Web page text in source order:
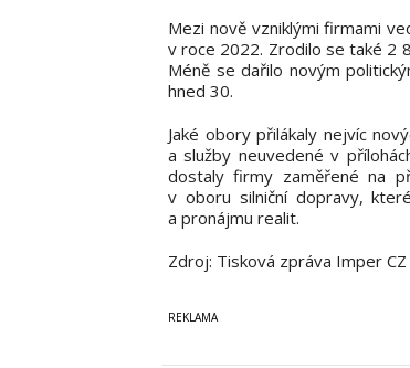
Mezi nově vzniklými firmami
v roce 2022. Zrodilo se také 2
Méně se dařilo novým
hned 30.
Jaké obory přilákaly nejvíc
a služby neuvedené v
dostaly firmy zaměřené na
v oboru silniční dopravy,
a pronájmu realit.
Zdroj: Tisková zpráva Imper CZ